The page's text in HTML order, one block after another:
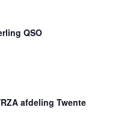
QSO
afdeling Twente